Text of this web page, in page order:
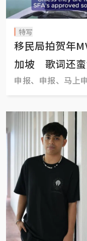
特写
移民局拍贺年
加坡 歌词还蛮
申报、申报、马上申